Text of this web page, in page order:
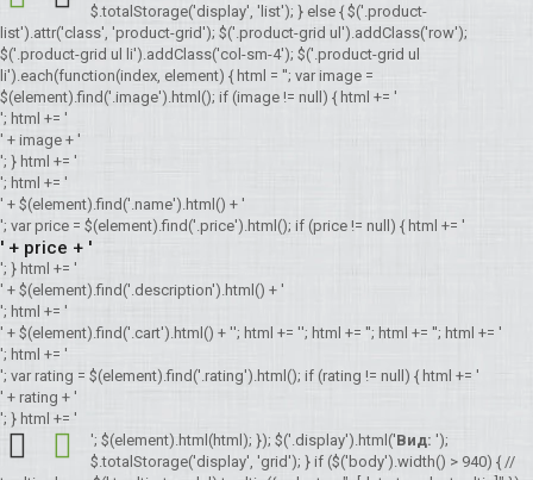
$.totalStorage('display', 'list'); } else { $('.product-
list').attr('class', 'product-grid'); $('.product-grid ul').addClass('row');
$('.product-grid ul li').addClass('col-sm-4'); $('.product-grid ul
li').each(function(index, element) { html = ''; var image =
$(element).find('.image').html(); if (image != null) { html += '
'; html += '
' + image + '
'; } html += '
'; html += '
' + $(element).find('.name').html() + '
'; var price = $(element).find('.price').html(); if (price != null) { html += '
' + price + '
'; } html += '
' + $(element).find('.description').html() + '
'; html += '
'; html += '
' + $(element).find('.cart').html() + ' '; html += ''; html += ''; html += '
'; html += '
'; var rating = $(element).find('.rating').html(); if (rating != null) { html += '
' + rating + '
'; } html += '
'; $(element).html(html); }); $('.display').html('Вид: ');
$.totalStorage('display', 'grid'); } if ($('body').width() > 940) { //